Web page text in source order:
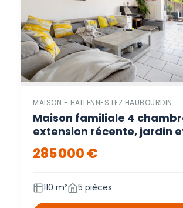
MAISON - HALLENNES LEZ HAUBOURDIN
Maison familiale 4
extension récente, jardin
garage – Hallennes lez
285 000 €
110 m² 5 pièces